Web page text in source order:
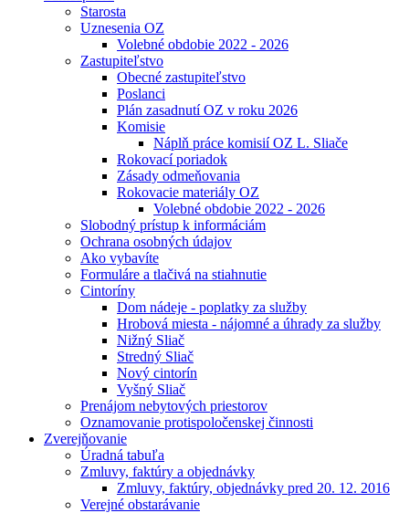
Starosta
Uznesenia OZ
Volebné obdobie 2022 - 2026
Zastupiteľstvo
Obecné zastupiteľstvo
Poslanci
Plán zasadnutí OZ v roku 2026
Komisie
Náplň práce komisií OZ L. Sliače
Rokovací poriadok
Zásady odmeňovania
Rokovacie materiály OZ
Volebné obdobie 2022 - 2026
Slobodný prístup k informáciám
Ochrana osobných údajov
Ako vybavíte
Formuláre a tlačivá na stiahnutie
Cintoríny
Dom nádeje - poplatky za služby
Hrobová miesta - nájomné a úhrady za služby
Nižný Sliač
Stredný Sliač
Nový cintorín
Vyšný Sliač
Prenájom nebytových priestorov
Oznamovanie protispoločenskej činnosti
Zverejňovanie
Úradná tabuľa
Zmluvy, faktúry a objednávky
Zmluvy, faktúry, objednávky pred 20. 12. 2016
Verejné obstarávanie